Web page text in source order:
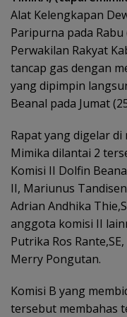
Alat Kelengkapan
Paripurna pada
Perwakilan Rakyat
tancap gas dengan
yang dipimpin
Beanal pada Jumat
Rapat yang digelar di
Mimika dilantai 2
Komisi II Dolfin
II, Mariunus
Adrian Andhika
anggota komisi II
Putrika Ros
Merry Pongutan.
Komisi B yang
tersebut membahas